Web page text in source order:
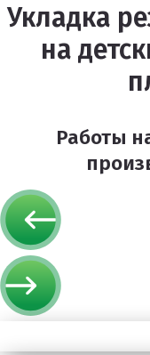
Укладка
на
Работы